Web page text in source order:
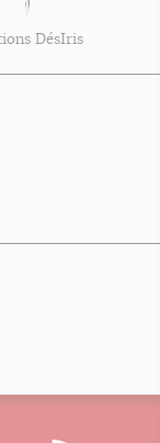
DésIris